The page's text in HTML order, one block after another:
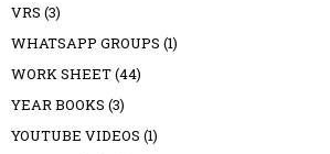
VRS (3)
WHATSAPP GROUPS (1)
WORK SHEET(44)
YEAR BOOKS (3)
YOUTUBE VIDEOS (1)